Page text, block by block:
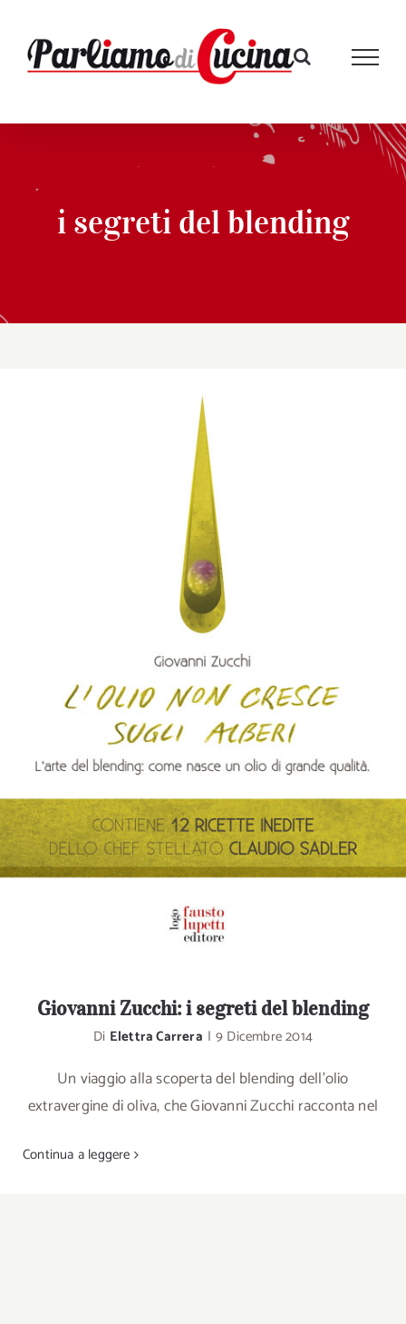
contenuto
i segreti del blending
Giovanni Zucchi: i segreti del blending
Di Elettra Carrera | 9 Dicembre 2014
Un viaggio alla scoperta del blending dell’olio
extravergine di oliva, che Giovanni Zucchi racconta nel
Continua a leggere